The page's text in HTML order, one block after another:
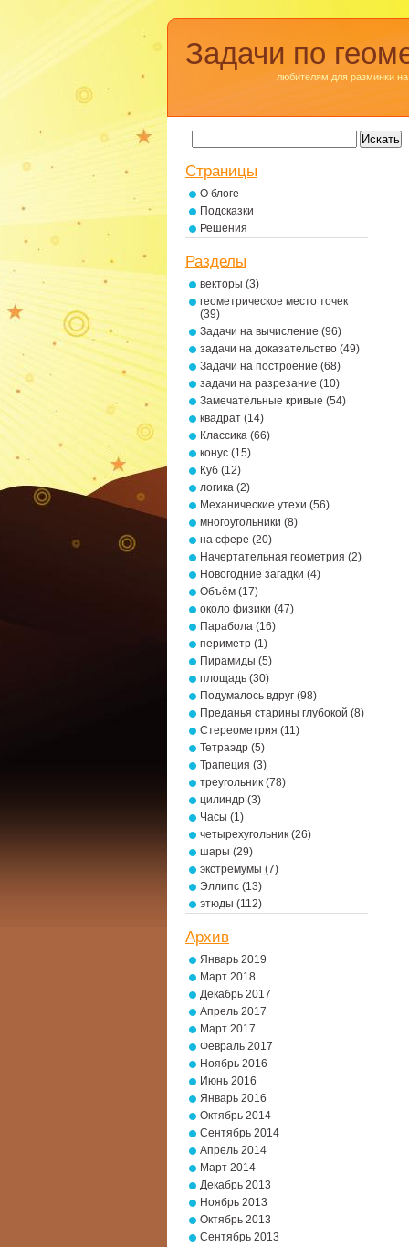
Задачи по
любителям для разминки на
Страницы
О блоге
Подсказки
Решения
Разделы
векторы (3)
геометрическое место точек
(39)
Задачи на вычисление (96)
задачи на доказательство (49)
Задачи на построение (68)
задачи на разрезание (10)
Замечательные кривые (54)
квадрат (14)
Классика (66)
конус (15)
Куб (12)
логика (2)
Механические утехи (56)
многоугольники (8)
на сфере (20)
Начертательная геометрия (2)
Новогодние загадки (4)
Объём (17)
около физики (47)
Парабола (16)
периметр (1)
Пирамиды (5)
площадь (30)
Подумалось вдруг (98)
Преданья старины глубокой (8)
Стереометрия (11)
Тетраэдр (5)
Трапеция (3)
треугольник (78)
цилиндр (3)
Часы (1)
четырехугольник (26)
шары (29)
экстремумы (7)
Эллипс (13)
этюды (112)
Архив
Январь 2019
Март 2018
Декабрь 2017
Апрель 2017
Март 2017
Февраль 2017
Ноябрь 2016
Июнь 2016
Январь 2016
Октябрь 2014
Сентябрь 2014
Апрель 2014
Март 2014
Декабрь 2013
Ноябрь 2013
Октябрь 2013
Сентябрь 2013